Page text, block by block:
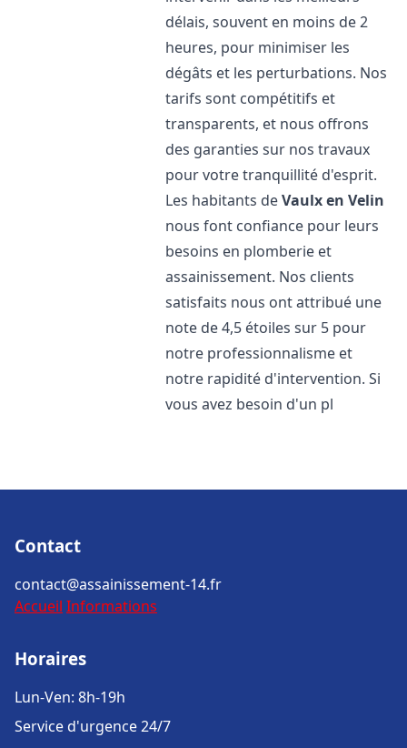
délais, souvent en moins de 2
heures, pour minimiser les
dégâts et les perturbations. Nos
tarifs sont compétitifs et
transparents, et nous offrons
des garanties sur nos travaux
pour votre tranquillité d'esprit.
Les habitants deVaulx en Velin
nous font confiance pour leurs
besoins en plomberie et
assainissement. Nos clients
satisfaits nous ont attribué une
note de 4,5 étoiles sur 5 pour
notre professionnalisme et
notre rapidité d'intervention. Si
vous avez besoin d'un pl
Contact
contact@assainissement-14.fr
Accueil Informations
Horaires
Lun-Ven: 8h-19h
Service d'urgence 24/7